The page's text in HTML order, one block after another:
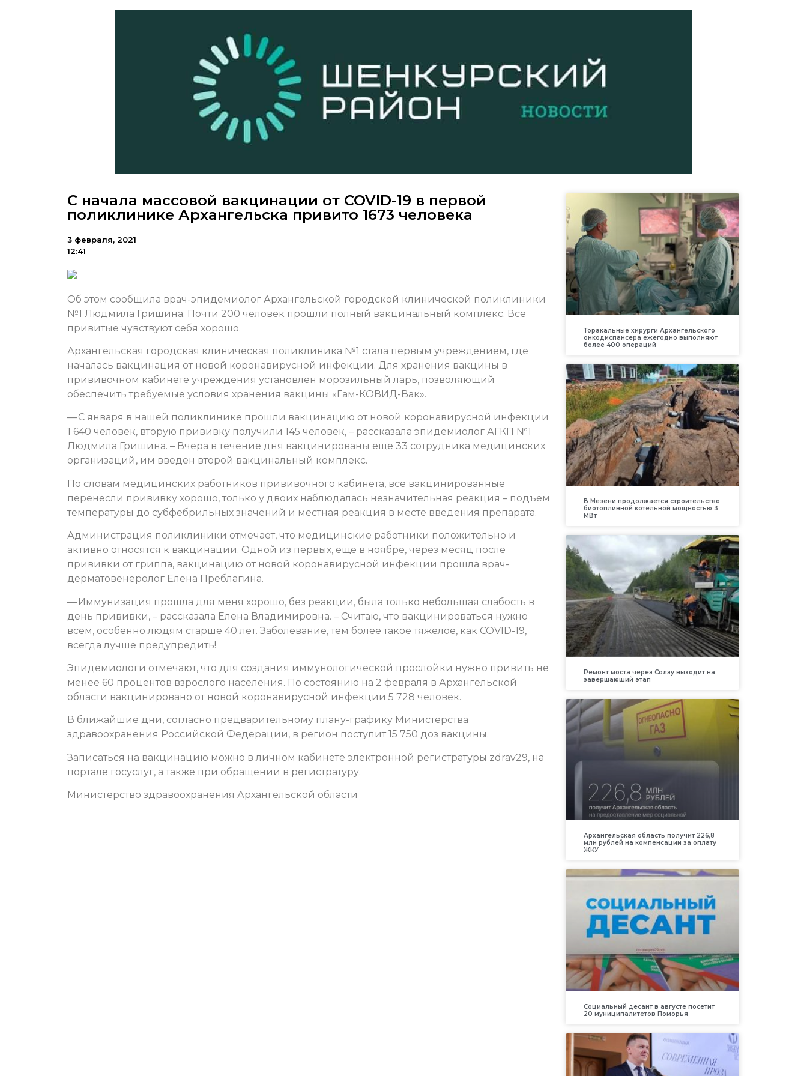
С начала массовой вакцинации от COVID-19 в первой
поликлинике Архангельска привито 1673 человека
3 февраля, 2021
12:41
Об этом сообщила врач-эпидемиолог Архангельской городской клинической поликлиники
№1 Людмила Гришина. Почти 200 человек прошли полный вакцинальный комплекс. Все
привитые чувствуют себя хорошо.
Архангельская городская клиническая поликлиника №1 стала первым учреждением, где
началась вакцинация от новой коронавирусной инфекции. Для хранения вакцины в
прививочном кабинете учреждения установлен морозильный ларь, позволяющий
обеспечить требуемые условия хранения вакцины «Гам-КОВИД-Вак».
— С января в нашей поликлинике прошли вакцинацию от новой коронавирусной инфекции
1 640 человек, вторую прививку получили 145 человек, – рассказала эпидемиолог АГКП №1
Людмила Гришина. – Вчера в течение дня вакцинированы еще 33 сотрудника медицинских
организаций, им введен второй вакцинальный комплекс.
По словам медицинских работников прививочного кабинета, все вакцинированные
перенесли прививку хорошо, только у двоих наблюдалась незначительная реакция – подъем
температуры до субфебрильных значений и местная реакция в месте введения препарата.
Администрация поликлиники отмечает, что медицинские работники положительно и
активно относятся к вакцинации. Одной из первых, еще в ноябре, через месяц после
прививки от гриппа, вакцинацию от новой коронавирусной инфекции прошла врач-
дерматовенеролог Елена Преблагина.
— Иммунизация прошла для меня хорошо, без реакции, была только небольшая слабость в
день прививки, – рассказала Елена Владимировна. – Считаю, что вакцинироваться нужно
всем, особенно людям старше 40 лет. Заболевание, тем более такое тяжелое, как COVID-19,
всегда лучше предупредить!
Эпидемиологи отмечают, что для создания иммунологической прослойки нужно привить не
менее 60 процентов взрослого населения. По состоянию на 2 февраля в Архангельской
области вакцинировано от новой коронавирусной инфекции 5 728 человек.
В ближайшие дни, согласно предварительному плану-графику Министерства
здравоохранения Российской Федерации, в регион поступит 15 750 доз вакцины.
Записаться на вакцинацию можно в личном кабинете электронной регистратуры zdrav29, на
портале госуслуг, а также при обращении в регистратуру.
Министерство здравоохранения Архангельской области
Торакальные хирурги Архангельского
онкодиспансера ежегодно выполняют
более 400 операций
В Мезени продолжается строительство
биотопливной котельной мощностью 3
МВт
Ремонт моста через Солзу выходит на
завершающий этап
Архангельская область получит 226,8
млн рублей на компенсации за оплату
ЖКУ
Социальный десант в августе посетит
20 муниципалитетов Поморья